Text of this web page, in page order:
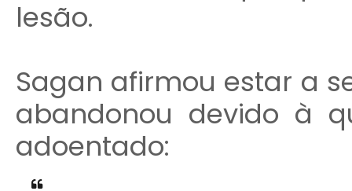
lesão.
Sagan afirmou estar a
abandonou devido à
adoentado: